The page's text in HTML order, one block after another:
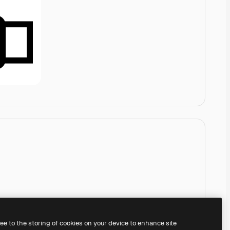
to the storing of cookies on your device to enhance site